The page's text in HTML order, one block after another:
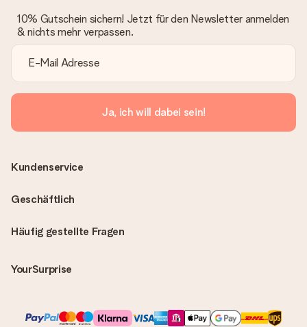
10% Gutschein sichern! Jetzt für den Newsletter anmelden
& nichts mehr verpassen.
Ja, ich will dabei sein!
Häufig gestellte Fragen
YourSurprise
Kundenservice
Geschäftlich